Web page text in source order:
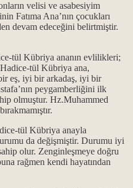
velisi ve asabesiyim
Fatıma Ana’nın çocukları
devam edeceğini belirtmiştir.
tül Kübriya ananın evlilikleri;
Hadice-tül Kübriya ana,
eş, iyi bir arkadaş, iyi bir
peygamberliğini ilk
olmuştur. Hz.Muhammed
tül Kübriya anayla
da değişmiştir. Durumu iyi
olur. Zenginleşmeye doğru
rağmen kendi hayatından